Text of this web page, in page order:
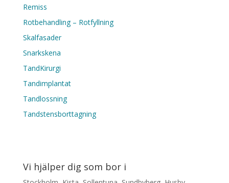
Remiss
Rotbehandling – Rotfyllning
Skalfasader
Snarkskena
TandKirurgi
Tandimplantat
Tandlossning
Tandstensborttagning
Vi hjälper dig som bor i